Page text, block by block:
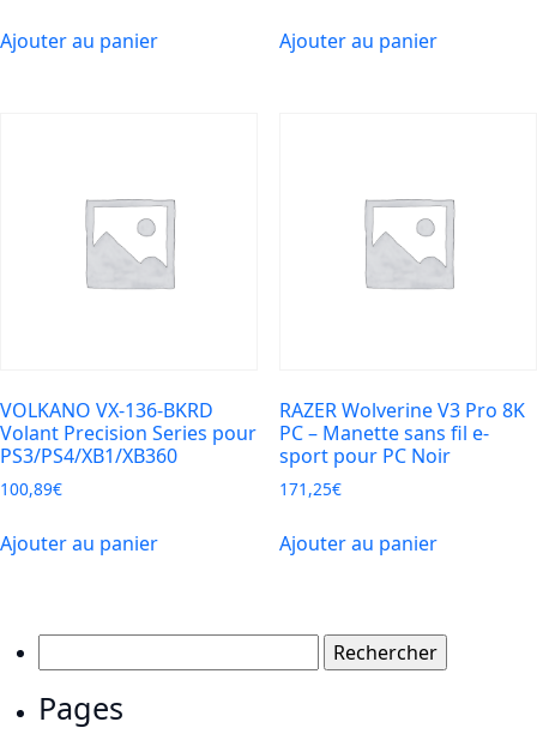
Ajouter au panier Ajouter au panier
VOLKANO VX-136-BKRD
Volant Precision Series pour
PS3/PS4/XB1/XB360
100,89€
Ajouter au panier
RAZER Wolverine V3 Pro 8K
PC – Manette sans fil e-
sport pour PC Noir
171,25€
Ajouter au panier
Pages